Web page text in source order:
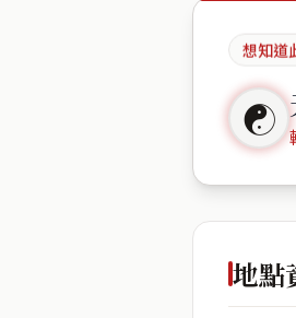
想知道
☯
地點